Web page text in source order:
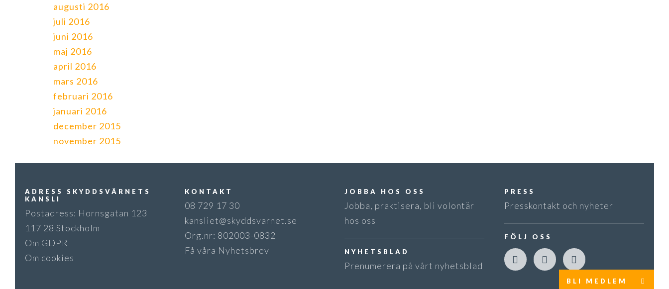
augusti 2016
juli 2016
juni 2016
maj 2016
april 2016
mars 2016
februari 2016
januari 2016
december 2015
november 2015
ADRESS SKYDDSVÄRNETS
KANSLI
Postadress: Hornsgatan 123
117 28 Stockholm
Om GDPR
Om cookies
KONTAKT
08 729 17 30
kansliet@skyddsvarnet.se
Org.nr: 802003-0832
Få våra Nyhetsbrev
JOBBA HOS OSS
Jobba, praktisera, bli volontär
hos oss
NYHETSBLAD
Prenumerera på vårt nyhetsblad
PRESS
Presskontakt och nyheter
FÖLJ OSS
BLI MEDLEM